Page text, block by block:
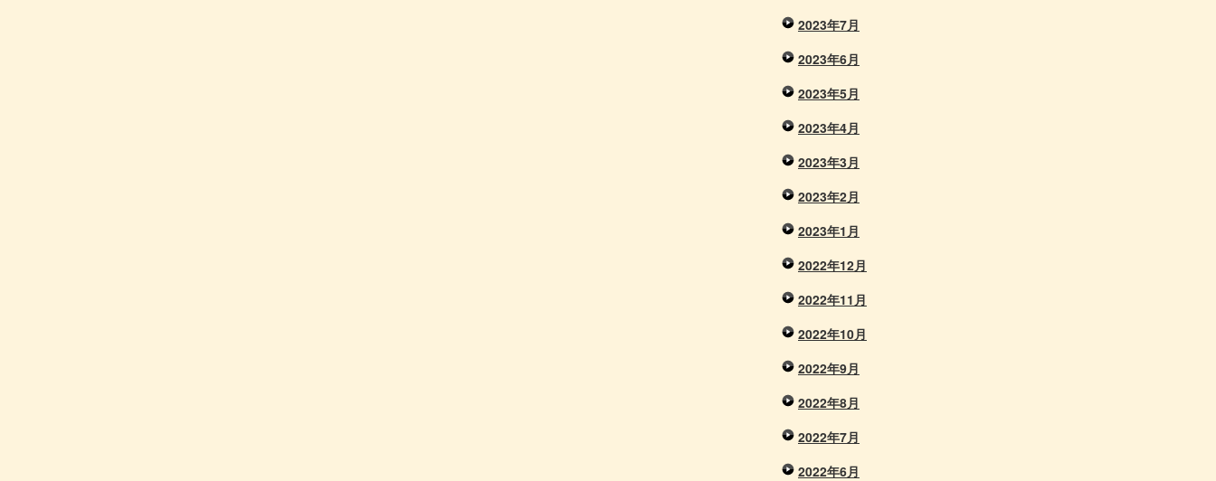
2023年7月
2023年6月
2023年5月
2023年4月
2023年3月
2023年2月
2023年1月
2022年12月
2022年11月
2022年10月
2022年9月
2022年8月
2022年7月
2022年6月